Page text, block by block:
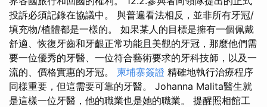
投訴必須記錄在協議中。 與普遍看法相反，並非所有牙冠/
填充物/植體都是一樣的。 如果某人的目標是擁有一個佩戴
舒適、恢復牙齒和牙齦正常功能且美觀的牙冠，那麼他們需
要一位優秀的牙醫、一位符合藝術要求的牙科技師，以及一
流的、價格實惠的牙冠。 柬埔寨簽證 精確地執行治療程序
同樣重要，但這需要可靠的牙醫。 Johanna Malita醫生就
是這樣一位牙醫，他的職業也是她的職業。 提醒照相館工